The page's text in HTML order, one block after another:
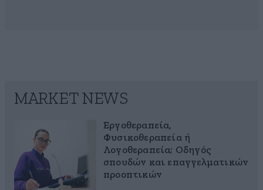
MARKET NEWS
Εργοθεραπεία,
Φυσικοθεραπεία ή
Λογοθεραπεία; Οδηγός
σπουδών και επαγγελματικών
προοπτικών